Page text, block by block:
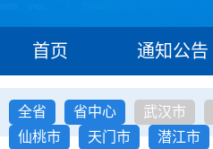
首页 通知公告
全省 省中心 武汉市
仙桃市
天门市 潜江市